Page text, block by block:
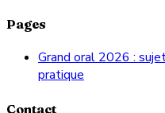
Pages
Grand oral 2026 :
pratique
Contact